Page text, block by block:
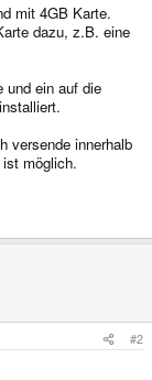
mit 4GB Karte.
dazu, z.B. eine
und ein auf die
versende innerhalb
möglich.
#2